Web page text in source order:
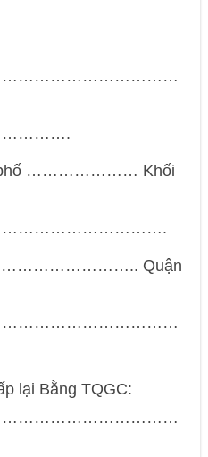
phố ………………… Khối
Quận
lại Bằng TQGC: